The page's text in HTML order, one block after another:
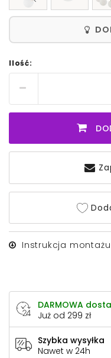
Ilość:
Instrukcja montażu
DARMOWA
Już od 299 zł
Szybka wysyłka
Nawet w 24h